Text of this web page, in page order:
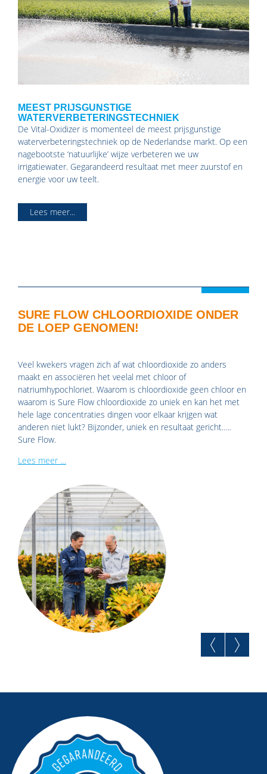
MEEST PRIJSGUNSTIGE
WATERVERBETERINGSTECHNIEK
De Vital-Oxidizer is momenteel de meest prijsgunstige
waterverbeteringstechniek op de Nederlandse markt. Op een
nagebootste ‘natuurlijke’ wijze verbeteren we uw
irrigatiewater. Gegarandeerd resultaat met meer zuurstof en
energie voor uw teelt.
Lees meer...
SURE FLOW CHLOORDIOXIDE ONDER
DE LOEP GENOMEN!
Veel kwekers vragen zich af wat chloordioxide zo anders
maakt en associëren het veelal met chloor of
natriumhypochloriet. Waarom is chloordioxide geen chloor en
waarom is Sure Flow chloordioxide zo uniek en kan het met
hele lage concentraties dingen voor elkaar krijgen wat
anderen niet lukt? Bijzonder, uniek en resultaat gericht…..
Sure Flow.
Lees meer …